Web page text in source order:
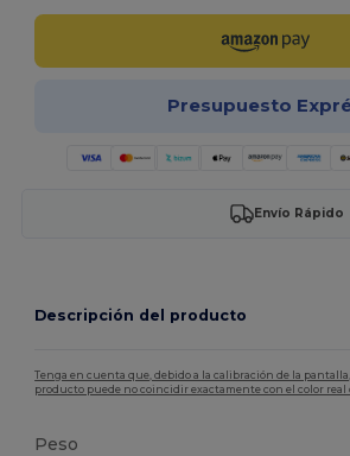
Presupuesto
Envío Rápido
Descripción del producto
Tenga en cuenta que, debido a la calibración de la
producto puede no coincidir exactamente con el color real
Peso